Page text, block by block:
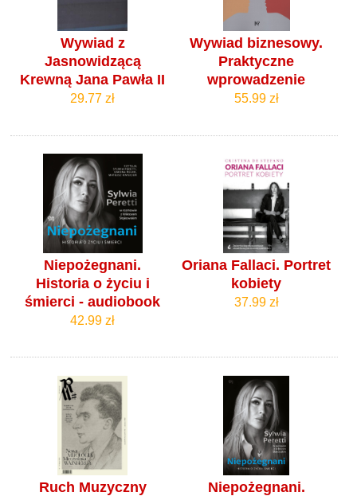
Wywiad z
Jasnowidzącą
Krewną Jana Pawła II
29.77 zł
Wywiad biznesowy.
Praktyczne
wprowadzenie
55.99 zł
Niepożegnani.
Historia o życiu i
śmierci - audiobook
42.99 zł
Oriana Fallaci. Portret
kobiety
37.99 zł
Ruch Muzyczny
Niepożegnani.